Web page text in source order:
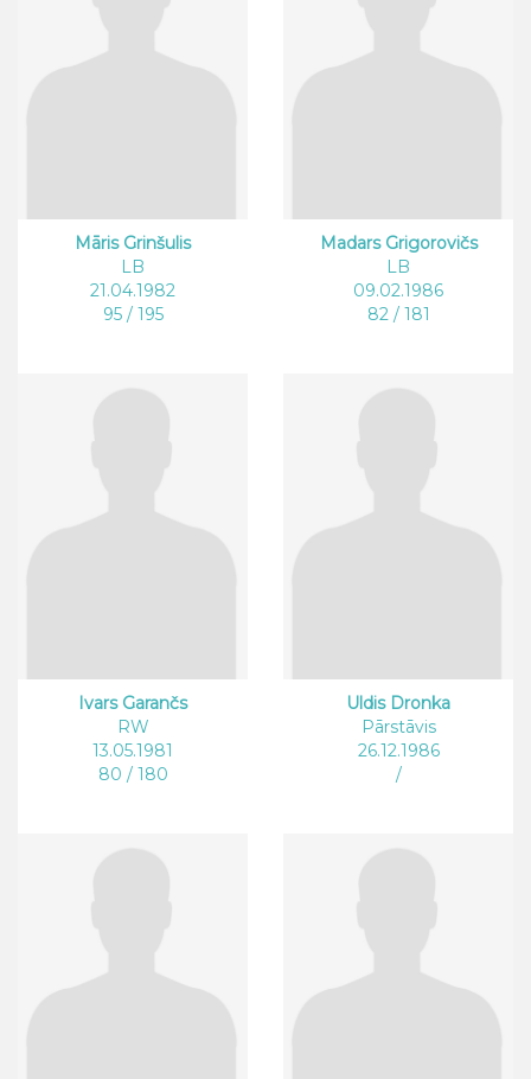
Māris Grinšulis
LB
21.04.1982
95 / 195
Madars Grigorovičs
LB
09.02.1986
82 / 181
Ivars Garančs
RW
13.05.1981
80 / 180
Uldis Dronka
Pārstāvis
26.12.1986
/